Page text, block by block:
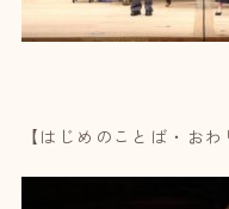
【はじめのことば・おわ